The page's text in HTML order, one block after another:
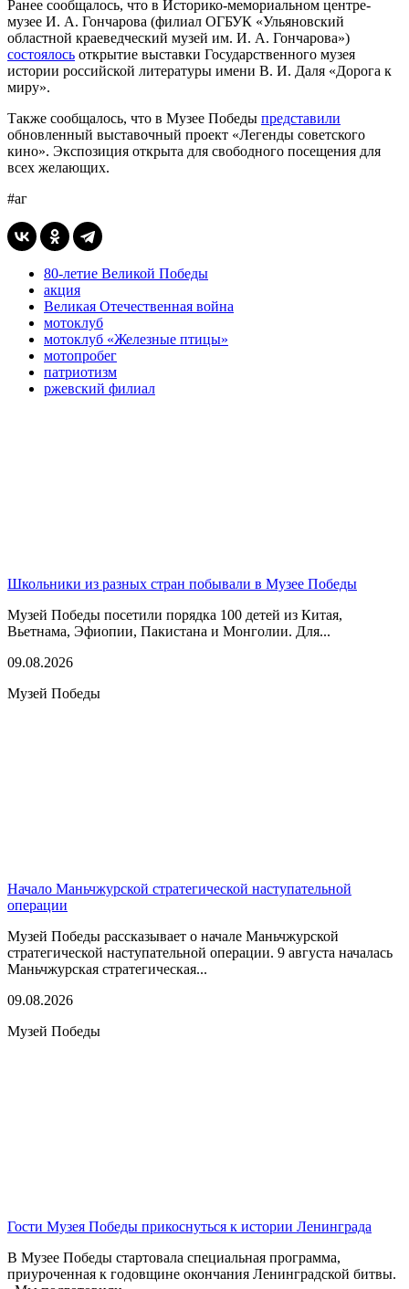
Ранее сообщалось, что в Историко-мемориальном центре-
музее И. А. Гончарова (филиал ОГБУК «Ульяновский
областной краеведческий музей им. И. А. Гончарова»)
состоялось открытие выставки Государственного музея
истории российской литературы имени В. И. Даля «Дорога к
миру».
Также сообщалось, что в Музее Победы представили
обновленный выставочный проект «Легенды советского
кино». Экспозиция открыта для свободного посещения для
всех желающих.
#аг
80-летие Великой Победы
акция
Великая Отечественная война
мотоклуб
мотоклуб «Железные птицы»
мотопробег
патриотизм
ржевский филиал
Школьники из разных стран побывали в Музее Победы
Музей Победы посетили порядка 100 детей из Китая,
Вьетнама, Эфиопии, Пакистана и Монголии. Для...
09.08.2026
Музей Победы
Начало Маньчжурской стратегической наступательной
операции
Музей Победы рассказывает о начале Маньчжурской
стратегической наступательной операции. 9 августа началась
Маньчжурская стратегическая...
09.08.2026
Музей Победы
Гости Музея Победы прикоснуться к истории Ленинграда
В Музее Победы стартовала специальная программа,
приуроченная к годовщине окончания Ленинградской битвы.